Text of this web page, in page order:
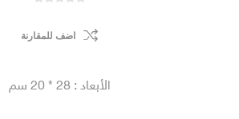
اضف للمقارنة
الأبعاد : 28 * 20 سم